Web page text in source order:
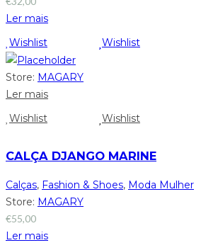
Ler mais
Wishlist
Wishlist
Store: MAGARY
Ler mais
Wishlist
Wishlist
CALÇA DJANGO MARINE
Calças, Fashion & Shoes, Moda Mulher
Store: MAGARY
€55,00
Ler mais